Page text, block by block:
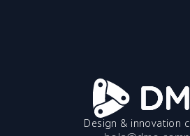
Design & innovation